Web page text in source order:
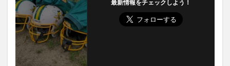
最新情報をチェックしよう！